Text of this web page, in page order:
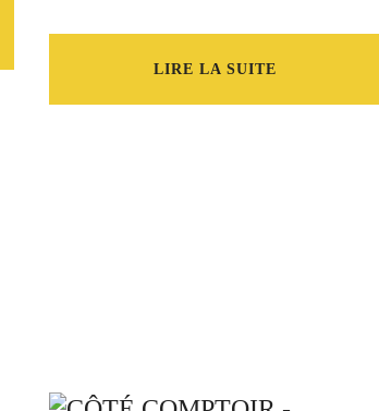
LIRE LA SUITE